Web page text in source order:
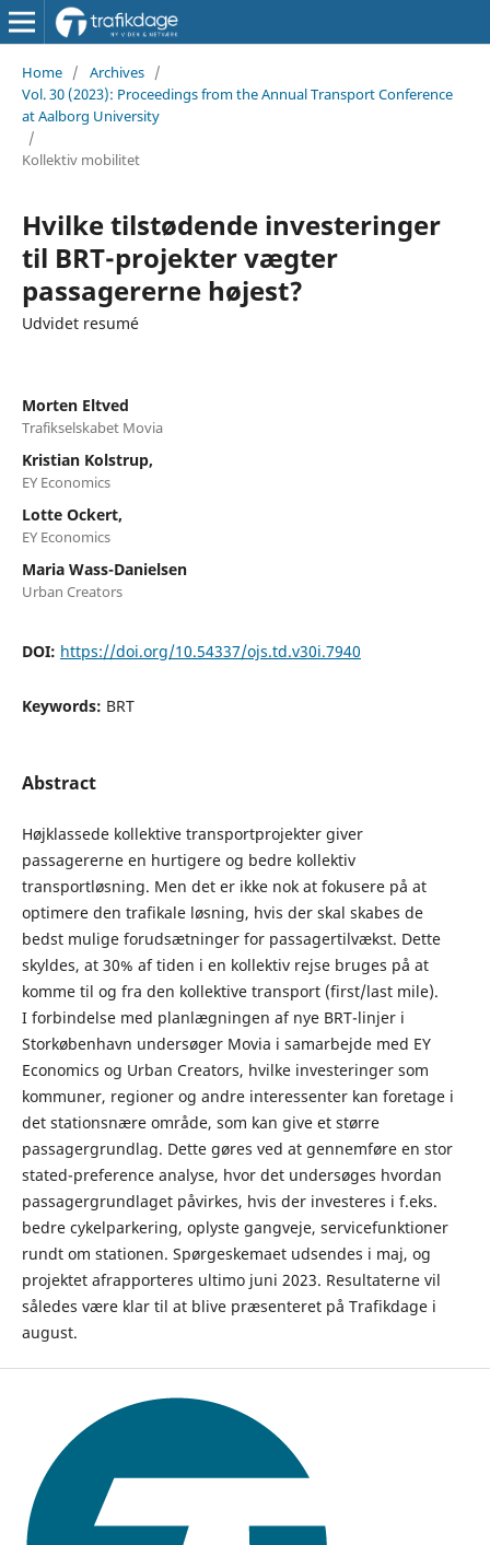
Home / Archives /
Vol. 30 (2023): Proceedings from the Annual Transport Conference
at Aalborg University
/
Kollektiv mobilitet
Hvilke tilstødende investeringer
til BRT-projekter vægter
passagererne højest?
Udvidet resumé
Morten Eltved
Trafikselskabet Movia
Kristian Kolstrup,
EY Economics
Lotte Ockert,
EY Economics
Maria Wass-Danielsen
Urban Creators
DOI: https://doi.org/10.54337/ojs.td.v30i.7940
Keywords: BRT
Abstract
Højklassede kollektive transportprojekter giver
passagererne en hurtigere og bedre kollektiv
transportløsning. Men det er ikke nok at fokusere på at
optimere den trafikale løsning, hvis der skal skabes de
bedst mulige forudsætninger for passagertilvækst. Dette
skyldes, at 30% af tiden i en kollektiv rejse bruges på at
komme til og fra den kollektive transport (first/last mile).
I forbindelse med planlægningen af nye BRT-linjer i
Storkøbenhavn undersøger Movia i samarbejde med EY
Economics og Urban Creators, hvilke investeringer som
kommuner, regioner og andre interessenter kan foretage i
det stationsnære område, som kan give et større
passagergrundlag. Dette gøres ved at gennemføre en stor
stated-preference analyse, hvor det undersøges hvordan
passagergrundlaget påvirkes, hvis der investeres i f.eks.
bedre cykelparkering, oplyste gangveje, servicefunktioner
rundt om stationen. Spørgeskemaet udsendes i maj, og
projektet afrapporteres ultimo juni 2023. Resultaterne vil
således være klar til at blive præsenteret på Trafikdage i
august.